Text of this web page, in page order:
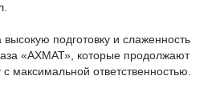
подготовку и слаженность
«АХМАТ», которые продолжают
максимальной ответственностью.